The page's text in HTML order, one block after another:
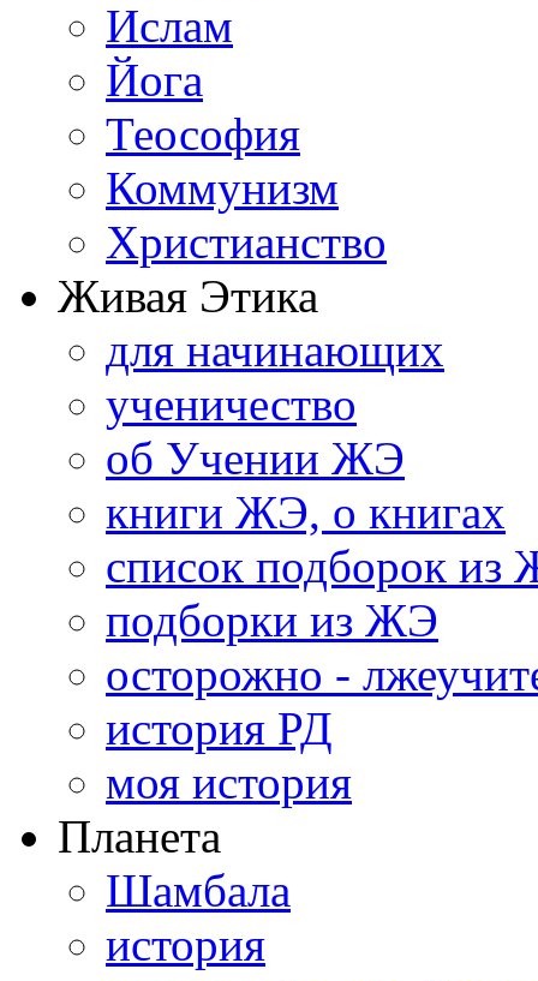
Ислам
Йога
Теософия
Коммунизм
Христианство
Живая Этика
для начинающих
ученичество
об Учении ЖЭ
книги ЖЭ, о книгах
список подборок из
подборки из ЖЭ
осторожно -
история РД
моя история
Планета
Шамбала
история